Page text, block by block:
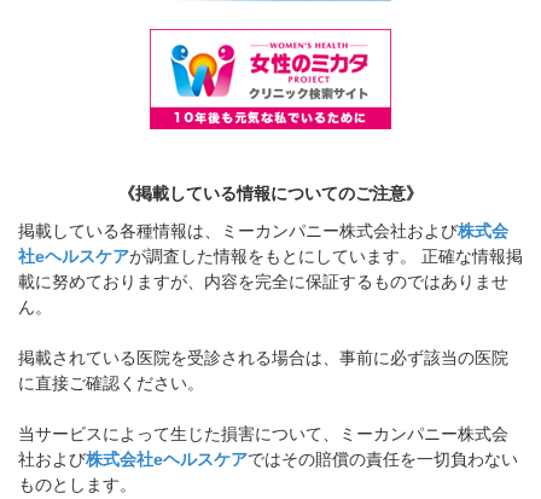
《掲載している情報についてのご注意》
掲載している各種情報は、ミーカンパニー株式会社および株式会
社eヘルスケアが調査した情報をもとにしています。 正確な情報掲
載に努めておりますが、内容を完全に保証するものではありませ
ん。
掲載されている医院を受診される場合は、事前に必ず該当の医院
に直接ご確認ください。
当サービスによって生じた損害について、ミーカンパニー株式会
社および株式会社eヘルスケアではその賠償の責任を一切負わない
ものとします。